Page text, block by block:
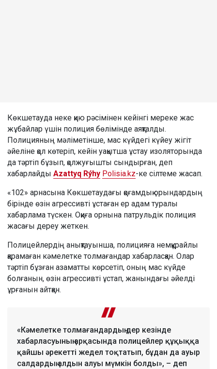
Көкшетауда неке қию рәсімінен кейінгі мереке жас
жұбайлар үшін полиция бөлімінде аяқталды.
Полицияның мәліметінше, мас күйдегі күйеу жігіт
әйеліне қол көтеріп, кейін уақытша ұстау изоляторында
да тәртіп бұзып, қолжуғышты сындырған, деп
хабарлайды Azattyq Rýhy Polisia.kz-ке сілтеме жасап.
«102» арнасына Көкшетаудағы қоғамдық орындардың
бірінде өзін агрессивті ұстаған ер адам туралы
хабарлама түскен. Оқиға орнына патрульдік полиция
жасағы дереу жеткен.
Полицейлердің анықтауынша, полицияға немқұрайлы
қарамаған кәмелетке толмағандар хабарласқан. Олар
тәртіп бұзған азаматты көрсетіп, оның мас күйде
болғанын, өзін агрессивті ұстап, жанындағы әйелді
ұрғанын айтқан.
«Кәмелетке толмағандардың дер кезінде
хабарласуының арқасында полицейлер құқыққа
қайшы әрекетті жедел тоқтатып, бұдан да ауыр
салдардың алдын алуы мүмкін болды», – деп